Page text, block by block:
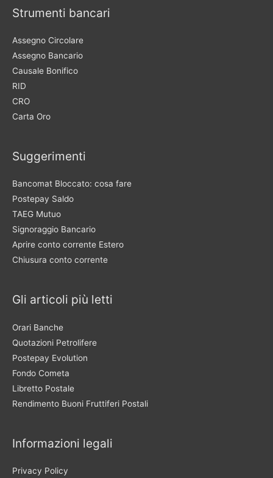
Strumenti bancari
Assegno Circolare
Assegno Bancario
Causale Bonifico
RID
CRO
Carta Oro
Suggerimenti
Bancomat Bloccato: cosa fare
Postepay Saldo
TAEG Mutuo
Signoraggio Bancario
Aprire conto corrente Estero
Chiusura conto corrente
Gli articoli più letti
Orari Banche
Quotazioni Petrolifere
Postepay Evolution
Fondo Cometa
Libretto Postale
Rendimento Buoni Fruttiferi Postali
Informazioni legali
Privacy Policy